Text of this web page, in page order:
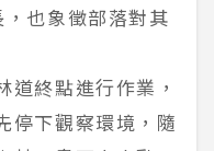
也象徵部落對其
終點進行作業，
停下觀察環境，隨